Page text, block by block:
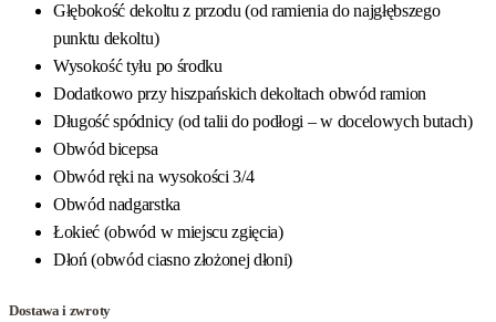
Głębokość dekoltu z przodu (od ramienia do najgłębszego
punktu dekoltu)
Wysokość tyłu po środku
Dodatkowo przy hiszpańskich dekoltach obwód ramion
Długość spódnicy(od talii do podłogi – w docelowych butach)
Obwód bicepsa
Obwód ręki na wysokości 3/4
Obwód nadgarstka
Łokieć (obwód w miejscu zgięcia)
Dłoń (obwód ciasno złożonej dłoni)
Dostawa i zwroty